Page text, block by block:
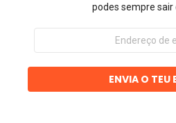
podes sempre sair
Endereço
email
ENVIA O TEU